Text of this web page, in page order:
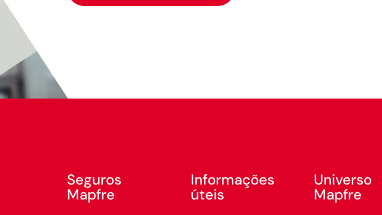
Seguros
Mapfre
Informações
úteis
Universo
Mapfre